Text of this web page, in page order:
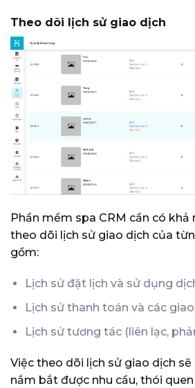
Theo dõi lịch sử giao dịch
Phần mềm spa CRM cần có khả
theo dõi lịch sử giao dịch của
gồm:
Lịch sử đặt lịch và sử dụng
Lịch sử thanh toán và các
Lịch sử tương tác (liên lạc,
Việc theo dõi lịch sử giao dịch
nắm bắt được nhu cầu, thói